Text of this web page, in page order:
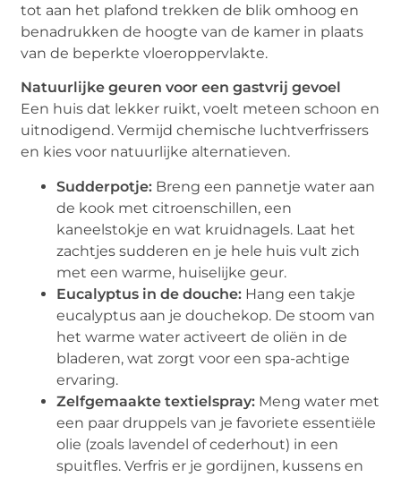
tot aan het plafond trekken de blik omhoog en
benadrukken de hoogte van de kamer in plaats
van de beperkte vloeroppervlakte.
Natuurlijke geuren voor een gastvrij gevoel
Een huis dat lekker ruikt, voelt meteen schoon en
uitnodigend. Vermijd chemische luchtverfrissers
en kies voor natuurlijke alternatieven.
Sudderpotje: Breng een pannetje water aan
de kook met citroenschillen, een
kaneelstokje en wat kruidnagels. Laat het
zachtjes sudderen en je hele huis vult zich
met een warme, huiselijke geur.
Eucalyptus in de douche: Hang een takje
eucalyptus aan je douchekop. De stoom van
het warme water activeert de oliën in de
bladeren, wat zorgt voor een spa-achtige
ervaring.
Zelfgemaakte textielspray: Meng water met
een paar druppels van je favoriete essentiële
olie (zoals lavendel of cederhout) in een
spuitfles. Verfris er je gordijnen, kussens en